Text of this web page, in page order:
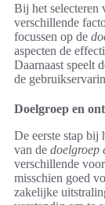
Bij het selecteren
verschillende
focussen op de
aspecten de
Daarnaast speelt
de
Doelgroep en
De eerste stap bij
van de doelgroep
verschillende
misschien goed
zakelijke